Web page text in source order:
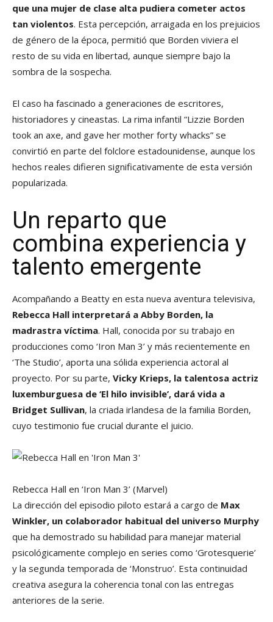
que una mujer de clase alta pudiera cometer actos
tan violentos. Esta percepción, arraigada en los prejuicios
de género de la época, permitió que Borden viviera el
resto de su vida en libertad, aunque siempre bajo la
sombra de la sospecha.
El caso ha fascinado a generaciones de escritores,
historiadores y cineastas. La rima infantil “Lizzie Borden
took an axe, and gave her mother forty whacks” se
convirtió en parte del folclore estadounidense, aunque los
hechos reales difieren significativamente de esta versión
popularizada.
Un reparto que
combina experiencia y
talento emergente
Acompañando a Beatty en esta nueva aventura televisiva,
Rebecca Hall interpretará a Abby Borden, la
madrastra víctima. Hall, conocida por su trabajo en
producciones como ‘Iron Man 3’ y más recientemente en
‘The Studio’, aporta una sólida experiencia actoral al
proyecto. Por su parte, Vicky Krieps, la talentosa actriz
luxemburguesa de ‘El hilo invisible’, dará vida a
Bridget Sullivan, la criada irlandesa de la familia Borden,
cuyo testimonio fue crucial durante el juicio.
Rebecca Hall en ‘Iron Man 3’ (Marvel)
La dirección del episodio piloto estará a cargo de Max
Winkler, un colaborador habitual del universo Murphy
que ha demostrado su habilidad para manejar material
psicológicamente complejo en series como ‘Grotesquerie’
y la segunda temporada de ‘Monstruo’. Esta continuidad
creativa asegura la coherencia tonal con las entregas
anteriores de la serie.